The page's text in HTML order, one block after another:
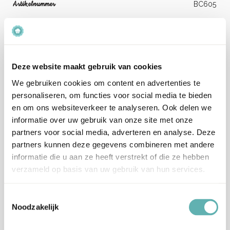
Deze website maakt gebruik van cookies
We gebruiken cookies om content en advertenties te
personaliseren, om functies voor social media te bieden
en om ons websiteverkeer te analyseren. Ook delen we
informatie over uw gebruik van onze site met onze
partners voor social media, adverteren en analyse. Deze
partners kunnen deze gegevens combineren met andere
informatie die u aan ze heeft verstrekt of die ze hebben
verzameld op basis van uw gebruik van hun services.
Noodzakelijk
Artikelnummer BC605
EAN
Beoordelingen
Er zijn nog geen beoordelingen.
Enkel ingelogde klanten die dit product gekocht hebben,
kunnen een beoordeling schrijven.
Verzenden en levertijd:
Onze pakketten worden verstuurd met PostNL.
Let op, het is erg druk bij PostNL.